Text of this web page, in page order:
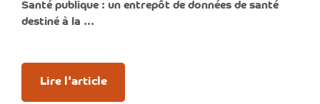
Santé publique : un entrepôt de données de santé
destiné à la ...
Lire l'article